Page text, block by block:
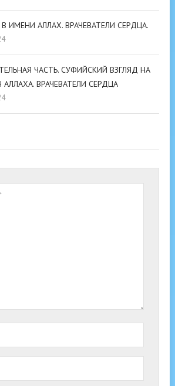
ИМЕНИ АЛЛАХ. ВРАЧЕВАТЕЛИ СЕРДЦА.
ЧАСТЬ. СУФИЙСКИЙ ВЗГЛЯД НА
АЛЛАХА. ВРАЧЕВАТЕЛИ СЕРДЦА